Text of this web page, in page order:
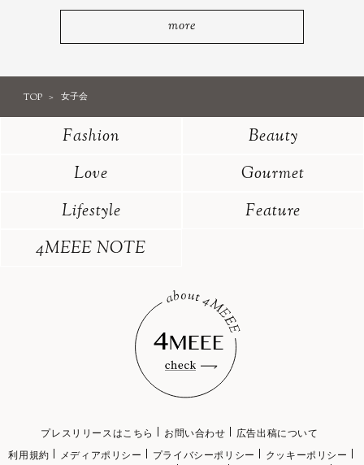
more
TOP 女子会
Fashion
Beauty
Love
Gourmet
Lifestyle
Feature
4MEEE NOTE
プレスリリースはこちら お問い合わせ
広告出稿について
利用規約
メディアポリシー プライバシーポリシー クッキーポリシー